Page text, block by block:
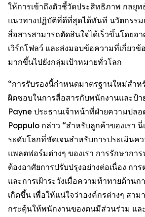
ให้การเข้าถึงตัวชี้วัดประสิทธิภาพ กลยุ
แนวทางปฏิบัติที่ดีที่สุดได้ทันที นวัตกรร
สื่อสารสามารถตัดสินใจได้เร็วขึ้นโดยอ
เวิร์กโฟลว์ และส่งมอบข้อความที่เกี่ยว
มากขึ้นไปยังกลุ่มเป้าหมายทั่วโลก
“การรับรองนี้กำหนดมาตรฐานใหม่สำ
ผิดชอบในการสื่อสารกับพนักงานและป้า
Payne ประธานเจ้าหน้าที่ฝ่ายความปล
Poppulo กล่าว “สำหรับลูกค้าของเรา
ระดับโลกที่ชัดเจนสำหรับการประเมินค
แพลตฟอร์มต่างๆ ของเรา การรักษากา
ต้องอาศัยการปรับปรุงอย่างต่อเนื่อง กา
และการเฝ้าระวังเมื่อความท้าทายด้าน
เกิดขึ้น เพื่อให้แน่ใจว่าองค์กรต่างๆ สา
กระตุ้นให้พนักงานของตนมีส่วนร่วม แ